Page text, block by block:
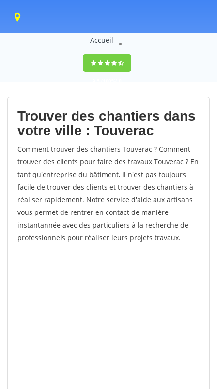
Accueil
9,5(100%)0
votes
Trouver des chantiers dans
votre ville : Touverac
Comment trouver des chantiers Touverac ? Comment
trouver des clients pour faire des travaux Touverac ? En
tant qu'entreprise du bâtiment, il n'est pas toujours
facile de trouver des clients et trouver des chantiers à
réaliser rapidement. Notre service d'aide aux artisans
vous permet de rentrer en contact de manière
instantannée avec des particuliers à la recherche de
professionnels pour réaliser leurs projets travaux.